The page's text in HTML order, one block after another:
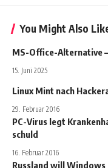
You Might Also
MS-Office-Alternative
15. Juni 2025
Linux Mint nach
29. Februar 2016
PC-Virus legt
schuld
16. Februar 2016
Russland will Windows